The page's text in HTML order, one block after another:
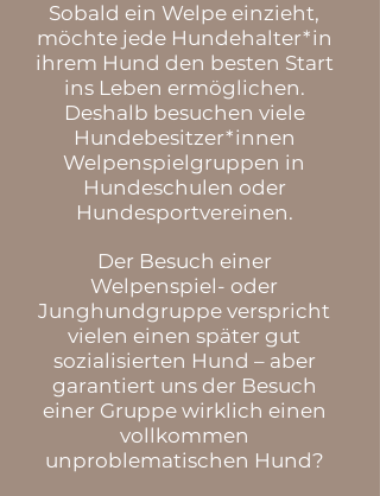
Sobald ein Welpe einzieht,
möchte jede Hundehalter*in
ihrem Hund den besten Start
ins Leben ermöglichen.
Deshalb besuchen viele
Hundebesitzer*innen
Welpenspielgruppen in
Hundeschulen oder
Hundesportvereinen.
Der Besuch einer
Welpenspiel- oder
Junghundgruppe verspricht
vielen einen später gut
sozialisierten Hund – aber
garantiert uns der Besuch
einer Gruppe wirklich einen
vollkommen
unproblematischen Hund?